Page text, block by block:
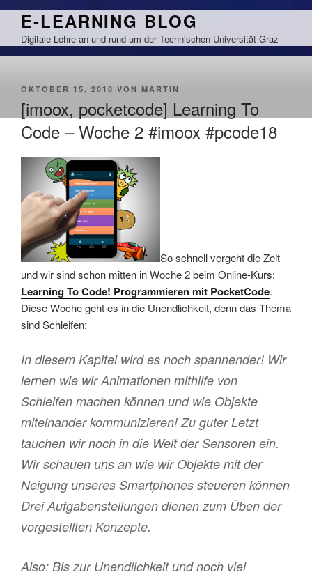
Zum
springen
E-LEARNING BLOG
Digitale Lehre an und rund um der Technischen Universität Graz
VERÖFFENTLICHT
OKTOBER 15, 2018 VON MARTIN
[imoox, pocketcode] Learning To
Code – Woche 2 #imoox #pcode18
So schnell vergeht die Zeit
und wir sind schon mitten in Woche 2 beim Online-Kurs:
Learning To Code! Programmieren mit PocketCode.
Diese Woche geht es in die Unendlichkeit, denn das Thema
sind Schleifen:
In diesem Kapitel wird es noch spannender! Wir
lernen wie wir Animationen mithilfe von
Schleifen machen können und wie Objekte
miteinander kommunizieren! Zu guter Letzt
tauchen wir noch in die Welt der Sensoren ein.
Wir schauen uns an wie wir Objekte mit der
Neigung unseres Smartphones steueren können
Drei Aufgabenstellungen dienen zum Üben der
vorgestellten Konzepte.
Also: Bis zur Unendlichkeit und noch viel